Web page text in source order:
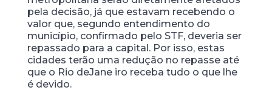
pela decisão, já que estavam recebendo o
valor que, segundo entendimento do
município, confirmado pelo STF, deveria ser
repassado para a capital. Por isso, estas
cidades terão uma redução no repasse até
que o Rio deJane iro receba tudo o que lhe
é devido.